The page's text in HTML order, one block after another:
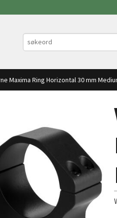
Maxima Ring Horizontal 30 mm